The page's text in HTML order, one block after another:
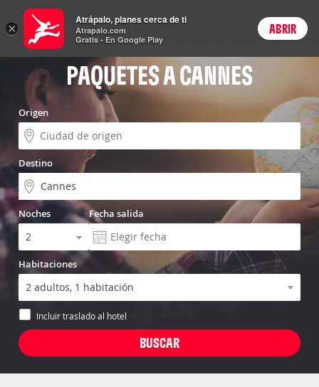
Vuelo+Hotel Login
PAQUETES A CANNES
Origen
Destino
Noches Fecha salida
Habitaciones
Incluir traslado al hotel
×
Atrápalo, planes cerca de ti
Atrapalo.com
Gratis - En Google Play
ABRIR